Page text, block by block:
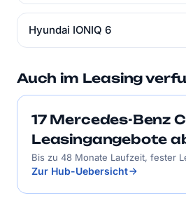
Hyundai IONIQ 6
Auch im Leasing
17 Mercedes-Benz
Leasingangebote
Bis zu 48 Monate Laufzeit, fester
Zur Hub-Uebersicht